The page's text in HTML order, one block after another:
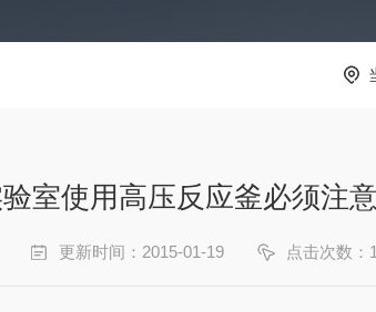
室使用高压反应釜必须注
更新时间：2015-01-19 点击次数：